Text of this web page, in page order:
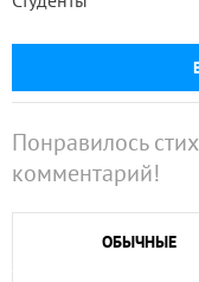
Понравилось
комментарий!
ОБЫЧНЫЕ